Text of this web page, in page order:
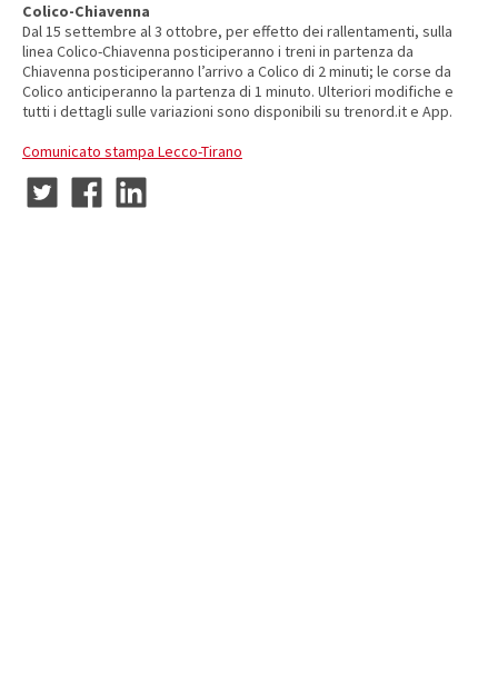
Colico-Chiavenna
Dal 15 settembre al 3 ottobre, per effetto dei rallentamenti, sulla
linea Colico-Chiavenna posticiperanno i treni in partenza da
Chiavenna posticiperanno l’arrivo a Colico di 2 minuti; le corse da
Colico anticiperanno la partenza di 1 minuto. Ulteriori modifiche e
tutti i dettagli sulle variazioni sono disponibili su trenord.it e App.
Comunicato stampa Lecco-Tirano